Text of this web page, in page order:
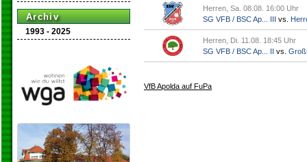
Archiv
1993 - 2025
Herren, Sa. 08.08. 16:00 Uhr
SG VFB / BSC Ap... III vs.
Herren, Di. 11.08. 18:45 Uhr
SG VFB / BSC Ap... II vs.
VfB Apolda auf FuPa